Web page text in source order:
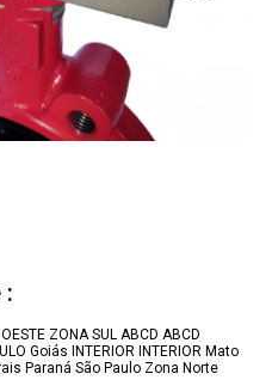
:
ZONA SUL ABCD ABCD
Goiás INTERIOR INTERIOR Mato
Paraná São Paulo Zona Norte